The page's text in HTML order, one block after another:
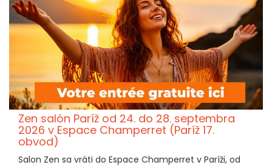
Zen salón Paríž od 24. do 28. septembra
2026 v Espace Champerret (Paríž 17.
obvod)
Salon Zen sa vráti do Espace Champerret v Paríži, od